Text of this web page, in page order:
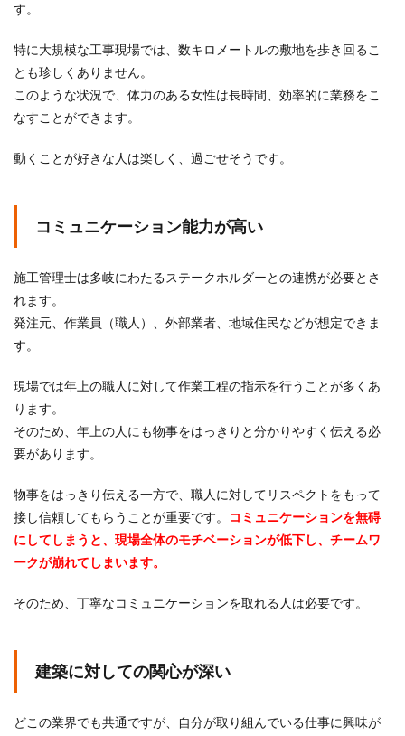
す。
特に大規模な工事現場では、数キロメートルの敷地を歩き回るこ
とも珍しくありません。
このような状況で、体力のある女性は長時間、効率的に業務をこ
なすことができます。
動くことが好きな人は楽しく、過ごせそうです。
コミュニケーション能力が高い
施工管理士は多岐にわたるステークホルダーとの連携が必要とさ
れます。
発注元、作業員（職人）、外部業者、地域住民などが想定できま
す。
現場では年上の職人に対して作業工程の指示を行うことが多くあ
ります。
そのため、年上の人にも物事をはっきりと分かりやすく伝える必
要があります。
物事をはっきり伝える一方で、職人に対してリスペクトをもって
接し信頼してもらうことが重要です。
コミュニケーションを無碍
にしてしまうと、現場全体のモチベーションが低下し、チームワ
ークが崩れてしまいます。
そのため、丁寧なコミュニケーションを取れる人は必要です。
建築に対しての関心が深い
どこの業界でも共通ですが、自分が取り組んでいる仕事に興味が